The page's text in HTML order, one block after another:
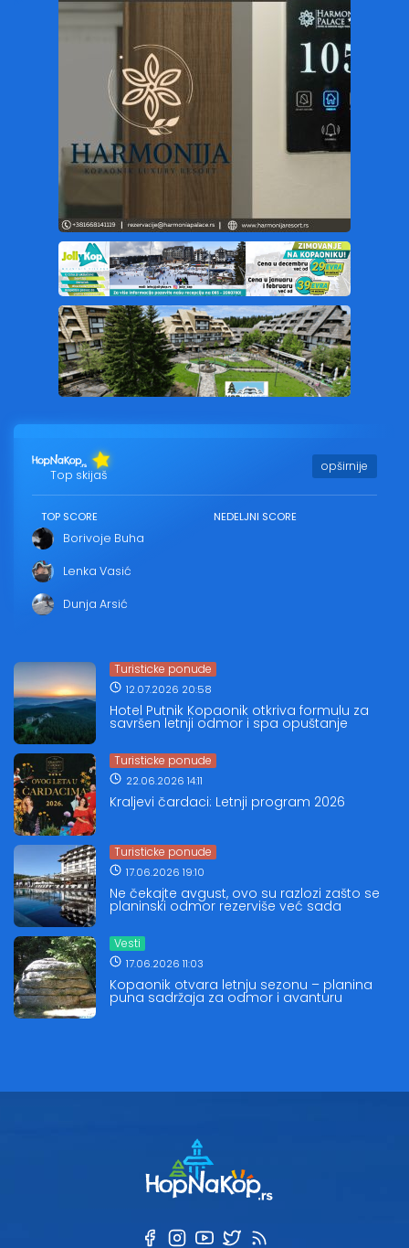
Top skijaš
opširnije
TOP SCORE
Borivoje Buha
Lenka Vasić
Dunja Arsić
NEDELJNI SCORE
Turisticke ponude
12.07.2026 20:58
Hotel Putnik Kopaonik otkriva formulu za
savršen letnji odmor i spa opuštanje
Turisticke ponude
22.06.2026 14:11
Kraljevi čardaci: Letnji program 2026
Turisticke ponude
17.06.2026 19:10
Ne čekajte avgust, ovo su razlozi zašto se
planinski odmor rezerviše već sada
Vesti
17.06.2026 11:03
Kopaonik otvara letnju sezonu – planina
puna sadržaja za odmor i avanturu